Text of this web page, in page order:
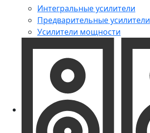
Интегральные усилители
Предварительные усилители
Усилители мощности